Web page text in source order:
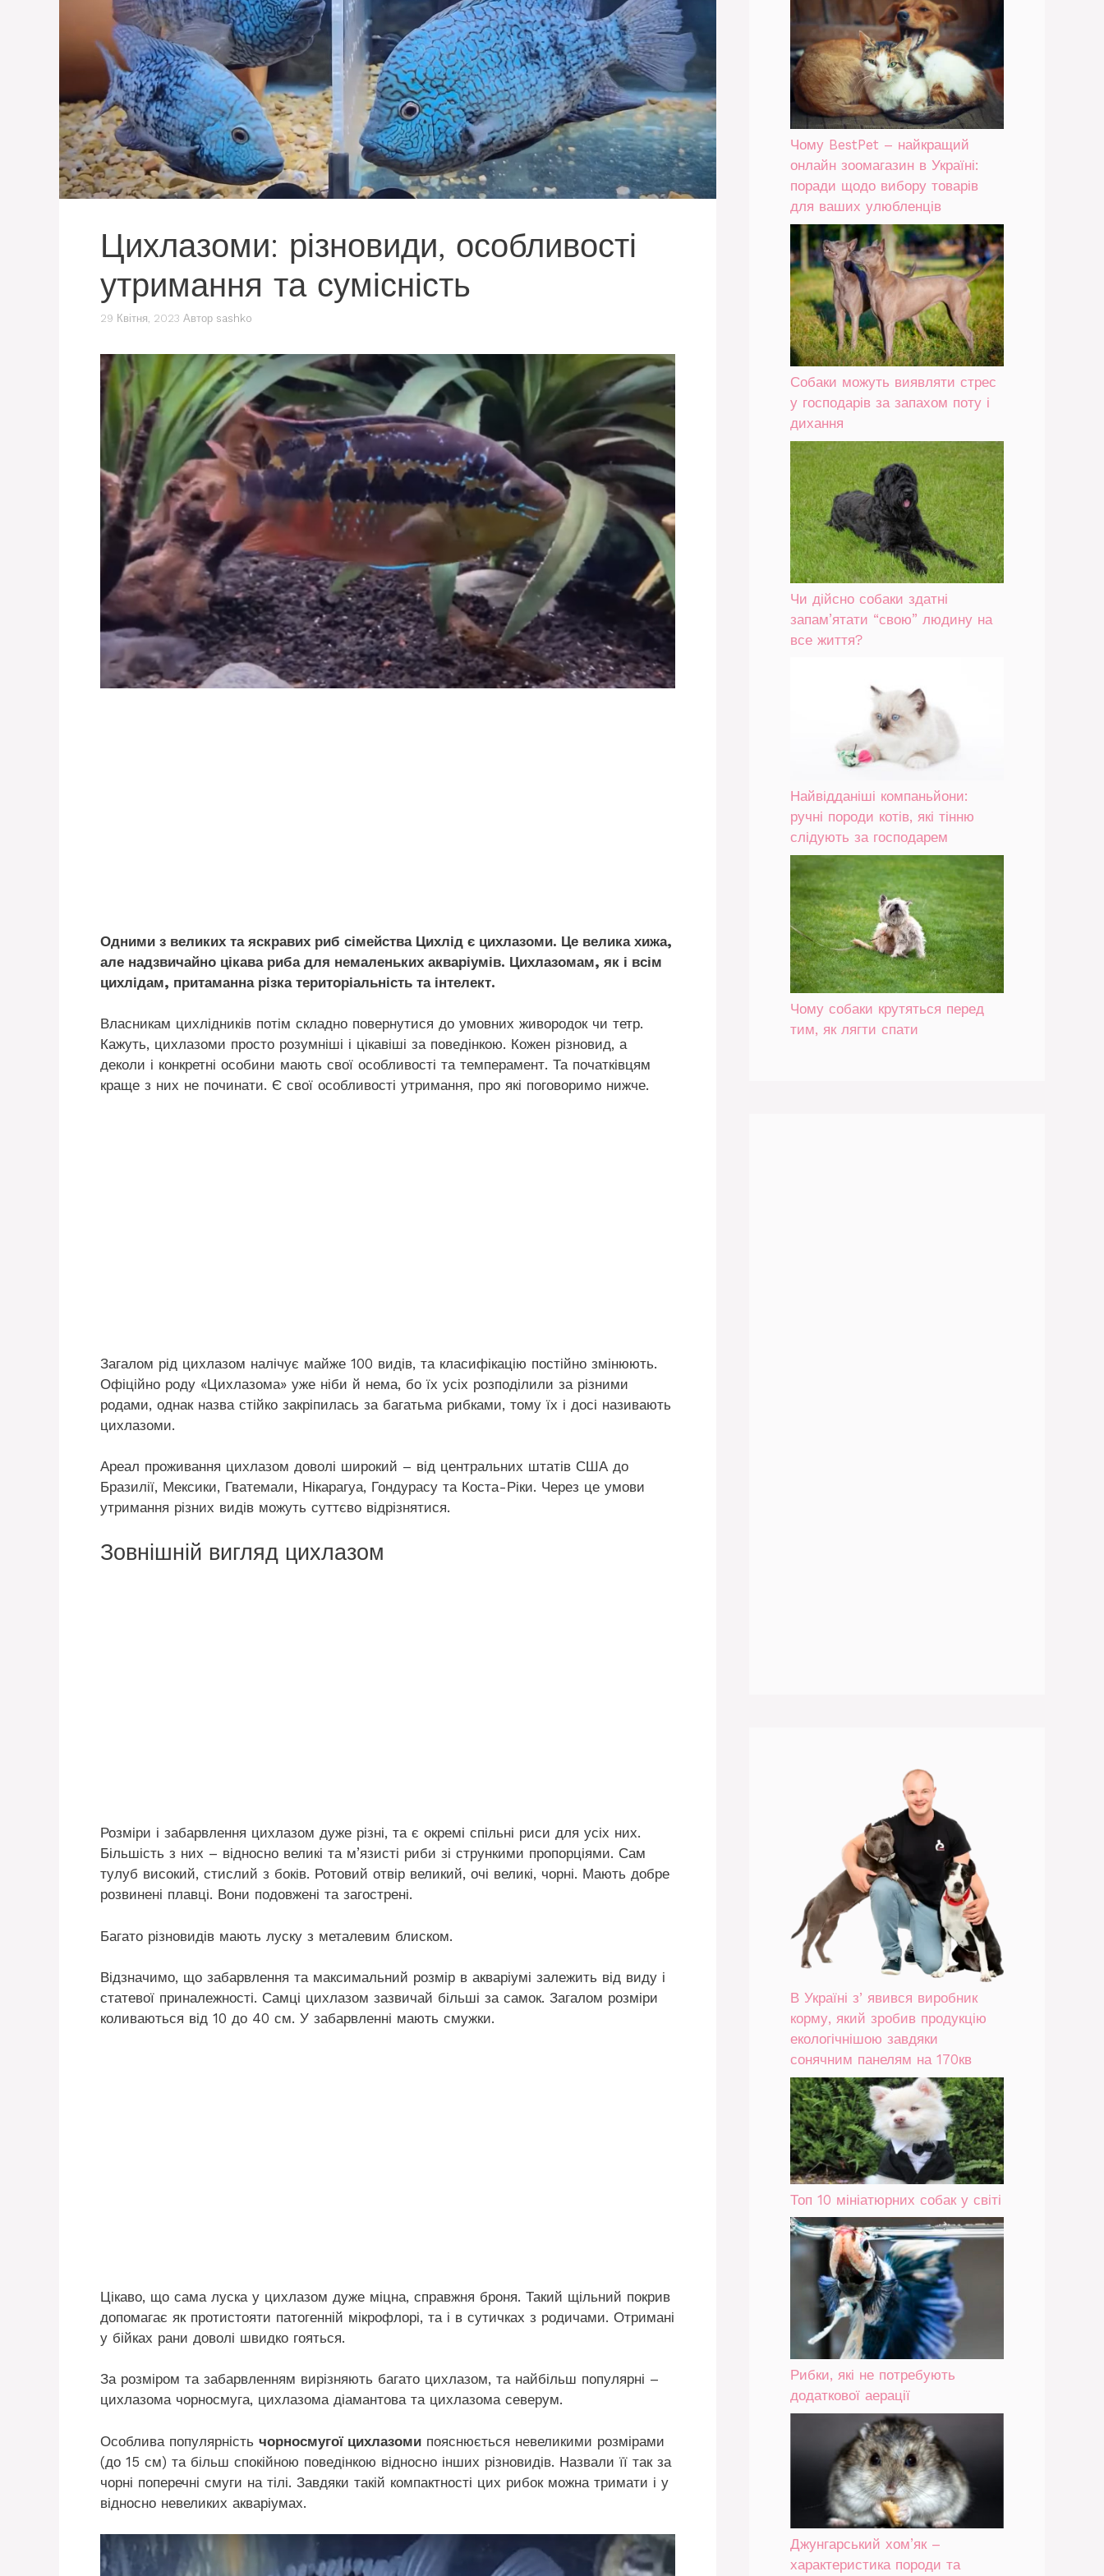
Цихлазоми: різновиди, особливості
утримання та сумісність
29 Квітня, 2023 Автор sashko
Одними з великих та яскравих риб сімейства Цихлід є цихлазоми. Це велика хижа,
але надзвичайно цікава риба для немаленьких акваріумів. Цихлазомам, як і всім
цихлідам, притаманна різка територіальність та інтелект.
Власникам цихлідників потім складно повернутися до умовних живородок чи тетр.
Кажуть, цихлазоми просто розумніші і цікавіші за поведінкою. Кожен різновид, а
деколи і конкретні особини мають свої особливості та темперамент. Та початківцям
краще з них не починати. Є свої особливості утримання, про які поговоримо нижче.
Загалом рід цихлазом налічує майже 100 видів, та класифікацію постійно змінюють.
Офіційно роду «Цихлазома» уже ніби й нема, бо їх усіх розподілили за різними
родами, однак назва стійко закріпилась за багатьма рибками, тому їх і досі називають
цихлазоми.
Ареал проживання цихлазом доволі широкий – від центральних штатів США до
Бразилії, Мексики, Гватемали, Нікарагуа, Гондурасу та Коста-Ріки. Через це умови
утримання різних видів можуть суттєво відрізнятися.
Зовнішній вигляд цихлазом
Розміри і забарвлення цихлазом дуже різні, та є окремі спільні риси для усіх них.
Більшість з них – відносно великі та м’язисті риби зі стрункими пропорціями. Сам
тулуб високий, стислий з боків. Ротовий отвір великий, очі великі, чорні. Мають добре
розвинені плавці. Вони подовжені та загострені.
Багато різновидів мають луску з металевим блиском.
Відзначимо, що забарвлення та максимальний розмір в акваріумі залежить від виду і
статевої приналежності. Самці цихлазом зазвичай більші за самок. Загалом розміри
коливаються від 10 до 40 см. У забарвленні мають смужки.
Цікаво, що сама луска у цихлазом дуже міцна, справжня броня. Такий щільний покрив
допомагає як протистояти патогенній мікрофлорі, та і в сутичках з родичами. Отримані
у бійках рани доволі швидко гояться.
За розміром та забарвленням вирізняють багато цихлазом, та найбільш популярні –
цихлазома чорносмуга, цихлазома діамантова та цихлазома северум.
Особлива популярність чорносмугої цихлазоми пояснюється невеликими розмірами
(до 15 см) та більш спокійною поведінкою відносно інших різновидів. Назвали її так за
чорні поперечні смуги на тілі. Завдяки такій компактності цих рибок можна тримати і у
відносно невеликих акваріумах.
Чому BestPet – найкращий
онлайн зоомагазин в Україні:
поради щодо вибору товарів
для ваших улюбленців
Собаки можуть виявляти стрес
у господарів за запахом поту і
дихання
Чи дійсно собаки здатні
запам’ятати “свою” людину на
все життя?
Найвідданіші компаньйони:
ручні породи котів, які тінню
слідують за господарем
Чому собаки крутяться перед
тим, як лягти спати
В Україні зʼявився виробник
корму, який зробив продукцію
екологічнішою завдяки
сонячним панелям на 170кв
Топ 10 мініатюрних собак у світі
Рибки, які не потребують
додаткової аерації
Джунгарський хом’як –
характеристика породи та